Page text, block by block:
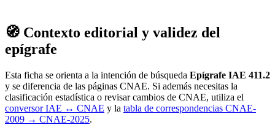
🧭 Contexto editorial y validez del
epígrafe
Esta ficha se orienta a la intención de búsqueda Epígrafe IAE 411.2
y se diferencia de las páginas CNAE. Si además necesitas la
clasificación estadística o revisar cambios de CNAE, utiliza el
conversor IAE ↔ CNAE y la tabla de correspondencias CNAE-
2009 → CNAE-2025.